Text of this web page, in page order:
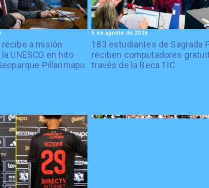
recibe a misión
UNESCO en hito
Pillanmapu
183 estudiantes de Sagrada
reciben computadores
través de la Beca TIC
5 de agosto de 2026